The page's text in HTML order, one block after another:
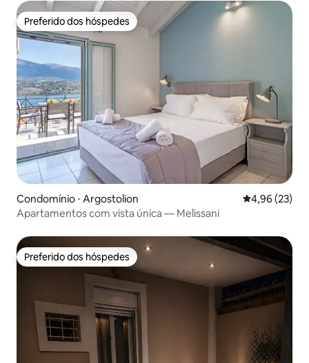
Preferido dos hóspedes
Preferido dos hóspedes
Condomínio ⋅ Argostolion 4,96 de uma
4,96 (23)
Apartamentos com vista única — Melissani
Preferido dos hóspedes
Preferido dos hóspedes